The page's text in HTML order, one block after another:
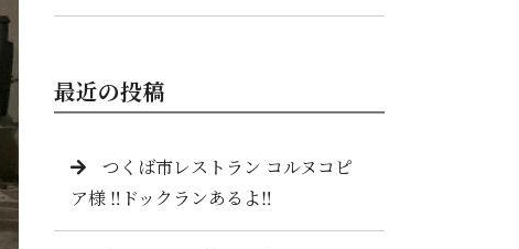
最近の投稿
つくば市レストラン コルヌコピ
ア様 ‼️ドックランあるよ‼️